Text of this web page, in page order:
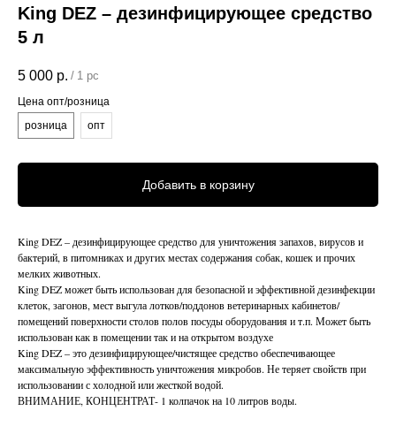
King DEZ – дезинфицирующее средство
5 л
5 000 р. / 1 pc
Цена опт/розница
розница
опт
Добавить в корзину
King DEZ – дезинфицирующее средство для уничтожения запахов, вирусов и
бактерий, в питомниках и других местах содержания собак, кошек и прочих
мелких животных.
King DEZ может быть использован для безопасной и эффективной дезинфекции
клеток, загонов, мест выгула лотков/поддонов ветеринарных кабинетов/
помещений поверхности столов полов посуды оборудования и т.п. Может быть
использован как в помещении так и на открытом воздухе
King DEZ – это дезинфицирующее/чистящее средство обеспечивающее
максимальную эффективность уничтожения микробов. Не теряет свойств при
использовании с холодной или жесткой водой.
ВНИМАНИЕ, КОНЦЕНТРАТ- 1 колпачок на 10 литров воды.